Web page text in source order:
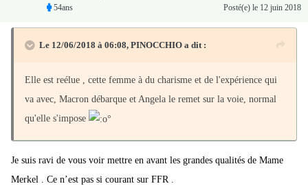
l'AFP une source gouvernementale française, après une entrevue
marathon des ministres des Finances des deux pays à Paris.
vue du sommet de l'Union européenne, Angela Merkel a de
nouveau martelé la nécessité d'une politique d'asile commune et
d'un partage du fardeau migratoire au nom des leçons de la crise
particulier ceux de l'Est qui ne veulent pas voir s'imposer de
demandeurs d'asile.
54ans
Posté(e) le 12 juin 2018
Le 12/06/2018 à 06:08, PINOCCHIO a dit :
Elle est reélue , cette femme à du charisme et de l'expérience qui
va avec, Macron débarque et Angela le remet sur la voie, normal
qu'elle s'impose
Je suis ravi de vous voir mettre en avant les grandes qualités de Mame
Merkel . Ce n’est pas si courant sur FFR .